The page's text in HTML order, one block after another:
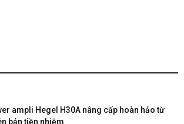
chi tiết tinh tế
ampli Hegel H30A nâng cấp hoàn hảo từ
bản tiền nhiệm